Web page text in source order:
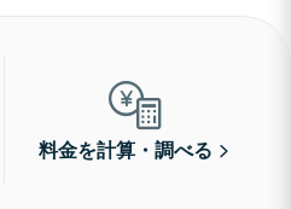
料金を計算・調べる